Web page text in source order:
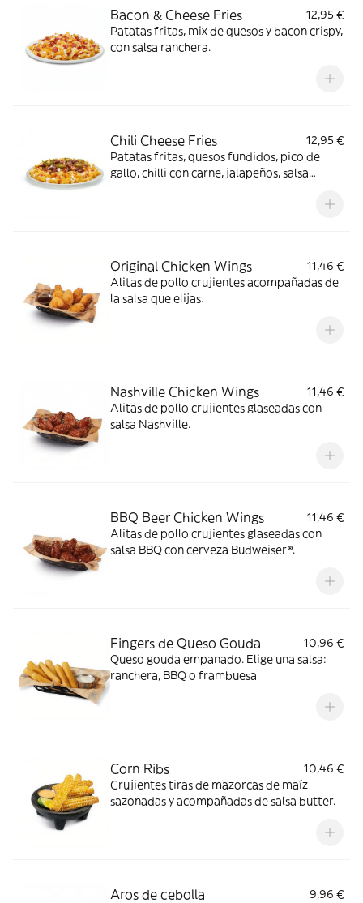
Bacon & Cheese Fries
12,95 €
Patatas fritas, mix de quesos y bacon crispy,
con salsa ranchera.
Chili Cheese Fries
12,95 €
Patatas fritas, quesos fundidos, pico de
gallo, chilli con carne, jalapeños, salsa
Original Chicken Wings
11,46 €
Alitas de pollo crujientes acompañadas de
la salsa que elijas.
Nashville Chicken Wings
11,46 €
Alitas de pollo crujientes glaseadas con
salsa Nashville.
BBQ Beer Chicken Wings
11,46 €
Alitas de pollo crujientes glaseadas con
salsa BBQ con cerveza Budweiser®.
Fingers de Queso Gouda
10,96 €
Queso gouda empanado. Elige una salsa:
ranchera, BBQ o frambuesa
Corn Ribs
10,46 €
Crujientes tiras de mazorcas de maíz
sazonadas y acompañadas de salsa butter.
Aros de cebolla
9,96 €